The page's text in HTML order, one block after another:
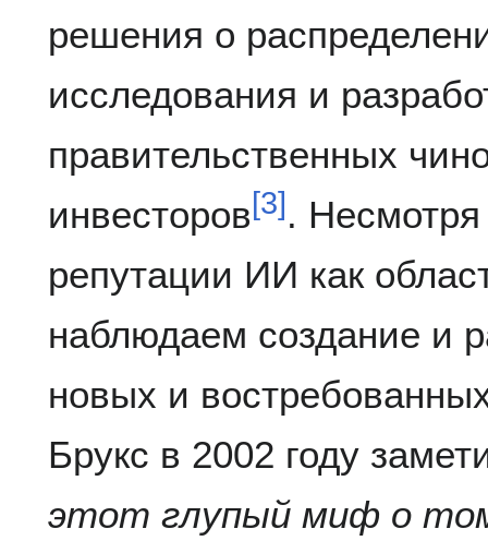
решения о
исследования и
правительственных
инвесторов[3] .
репутации ИИ как
наблюдаем создание и
новых и
Брукс в 2002 году
этот глупый миф о